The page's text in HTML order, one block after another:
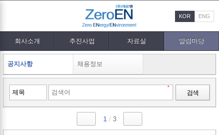
KOR ENG
회사소개 추진사업 자료실 알림마당
공지사항 채용정보
검색
1 /3